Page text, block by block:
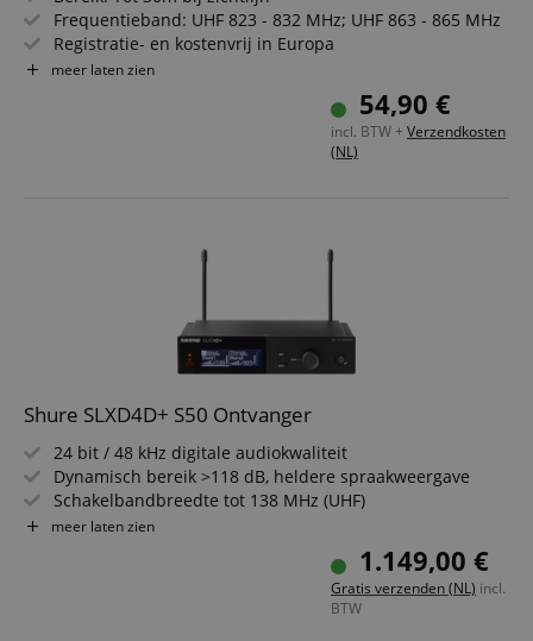
Frequentieband: UHF 823 - 832 MHz; UHF 863 - 865 MHz
Registratie- en kostenvrij in Europa
Frequentiekeuze: 16 schakelbare frequenties
meer laten zien
54,90 €
incl. BTW + Verzendkosten
(NL)
Shure SLXD4D+ S50 Ontvanger
24 bit / 48 kHz digitale audiokwaliteit
Dynamisch bereik >118 dB, heldere spraakweergave
Schakelbandbreedte tot 138 MHz (UHF)
AES-256-versleuteling geïntegreerd
ShowLink Ease-afstandsbediening mogelijk
Frequentieband S50 (823-865 MHz)
meer laten zien
1.149,00 €
Gratis verzenden (NL) incl.
BTW